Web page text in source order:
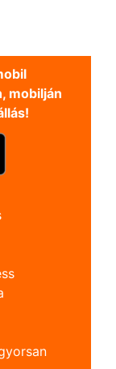
mobilján